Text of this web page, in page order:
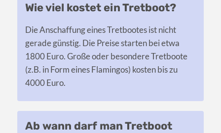
Wie viel kostet ein Tretboot?
Die Anschaffung eines Tretbootes ist nicht
gerade günstig. Die Preise starten bei etwa
1800 Euro. Große oder besondere Tretboote
(z.B. in Form eines Flamingos) kosten bis zu
4000 Euro.
Ab wann darf man Tretboot